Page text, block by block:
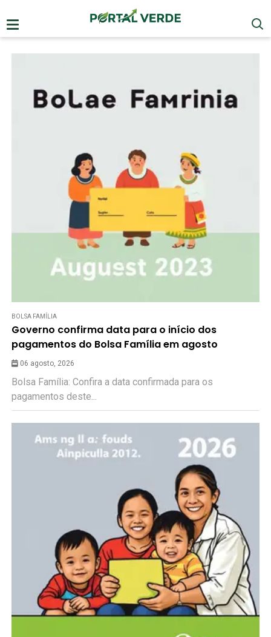
BOLSA FAMÍLIA
Governo confirma data para o início dos
pagamentos do Bolsa Família em agosto
06 agosto, 2026
Bolsa Família: Confira a data confirmada para os
pagamentos deste...